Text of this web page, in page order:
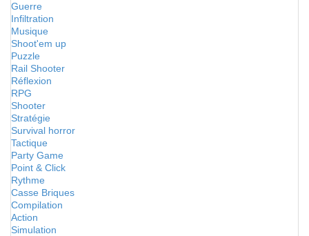
Guerre
Infiltration
Musique
Shoot'em up
Puzzle
Rail Shooter
Réflexion
RPG
Shooter
Stratégie
Survival horror
Tactique
Party Game
Point & Click
Rythme
Casse Briques
Compilation
Action
Simulation